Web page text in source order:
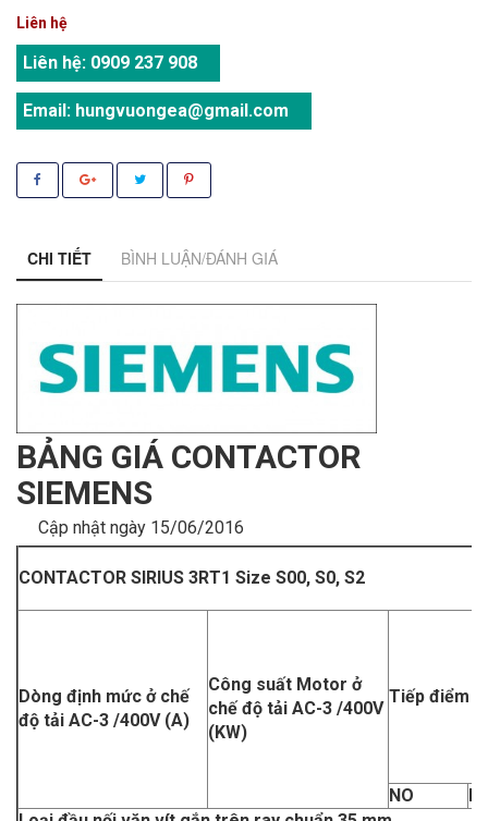
Liên hệ
Liên hệ: 0909 237 908
Email: hungvuongea@gmail.com
CHI TIẾT BÌNH LUẬN/ĐÁNH GIÁ
BẢNG GIÁ CONTACTOR
SIEMENS
Cập nhật ngày 15/06/2016
CONTACTOR SIRIUS 3RT1 Size S00, S0, S2
Dòng định mức ở chế
độ tải AC-3 /400V (A)
Công suất Motor ở
chế độ tải AC-3 /400V
(KW)
Tiếp điểm
NO